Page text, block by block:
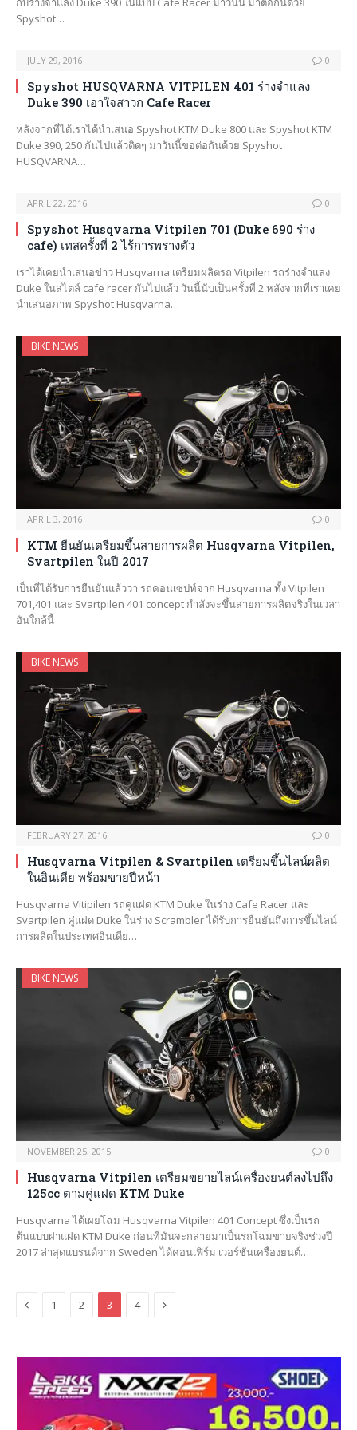
Spyshot…
JULY 29, 2016 0
Spyshot HUSQVARNA VITPILEN 401 ร่างจำแลง
Duke 390 เอาใจสาวก Cafe Racer
หลังจากที่ได้เราได้นำเสนอ Spyshot KTM Duke 800 และ Spyshot KTM
Duke 390, 250 กันไปแล้วติดๆ มาวันนี้ขอต่อกันด้วย Spyshot
HUSQVARNA…
APRIL 22, 2016 0
Spyshot Husqvarna Vitpilen 701 (Duke 690 ร่าง
cafe) เทสครั้งที่ 2 ไร้การพรางตัว
เราได้เคยนำเสนอข่าว Husqvarna เตรียมผลิตรถ Vitpilen รถร่างจำแลง
Duke ในสไตล์ cafe racer กันไปแล้ว วันนี้นับเป็นครั้งที่ 2 หลังจากที่เราเคย
นำเสนอภาพ Spyshot Husqvarna…
BIKE NEWS
APRIL 3, 2016 0
KTM ยืนยันเตรียมขึ้นสายการผลิต Husqvarna Vitpilen,
Svartpilen ในปี 2017
เป็นที่ได้รับการยืนยันแล้วว่า รถคอนเซปท์จาก Husqvarna ทั้ง Vitpilen
701,401 และ Svartpilen 401 concept กำลังจะขึ้นสายการผลิตจริงในเวลา
อันใกล้นี้
BIKE NEWS
FEBRUARY 27, 2016 0
Husqvarna Vitpilen & Svartpilen เตรียมขึ้นไลน์ผลิต
ในอินเดีย พร้อมขายปีหน้า
Husqvarna Vitipilen รถคู่แฝด KTM Duke ในร่าง Cafe Racer และ
Svartpilen คู่แฝด Duke ในร่าง Scrambler ได้รับการยืนยันถึงการขึ้นไลน์
การผลิตในประเทศอินเดีย…
BIKE NEWS
NOVEMBER 25, 2015 0
Husqvarna Vitpilen เตรียมขยายไลน์เครื่องยนต์ลงไปถึง
125cc ตามคู่แฝด KTM Duke
Husqvarna ได้เผยโฉม Husqvarna Vitpilen 401 Concept ซึ่งเป็นรถ
ต้นแบบฝาแฝด KTM Duke ก่อนที่มันจะกลายมาเป็นรถโฉมขายจริงช่วงปี
2017 ล่าสุดแบรนด์จาก Sweden ได้คอนเฟิร์ม เวอร์ชั่นเครื่องยนต์…
Previous
1 2 3 4 Next